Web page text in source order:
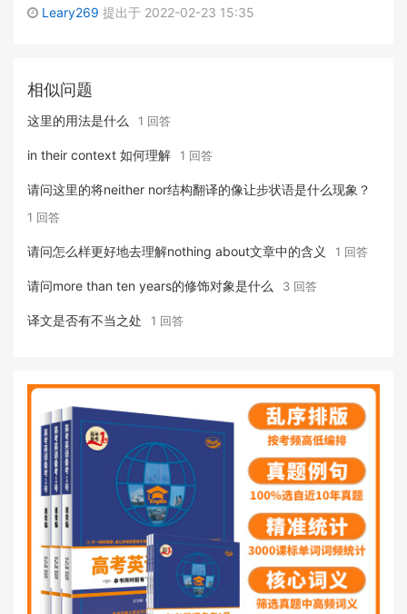
Leary269 提出于 2022-02-23 15:35
相似问题
这里的用法是什么 1 回答
in their context 如何理解 1 回答
请问这里的将neither nor结构翻译的像让步状语是什么现象？
1 回答
请问怎么样更好地去理解nothing about文章中的含义 1 回答
请问more than ten years的修饰对象是什么 3 回答
译文是否有不当之处 1 回答